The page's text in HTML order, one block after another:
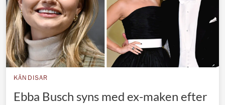
Spanska kungahuset
Nederländska kungahuset
Belgiska kungahuset
Jordanska kungahuset
Japanska kejsarhuset
KÄNDISAR
Ebba Busch syns med ex-maken efter